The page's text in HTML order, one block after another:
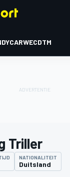
WECDTM
Triller
NATIONALITEIT
Duitsland